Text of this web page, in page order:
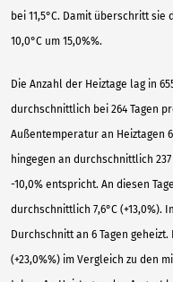
bei 11,5°C. Damit überschritt
10,0°C um 15,0%%.
Die Anzahl der Heiztage lag in
durchschnittlich bei 264 Tagen
Außentemperatur an Heiztagen
hingegen an durchschnittlich
-10,0% entspricht. An diesen
durchschnittlich 7,6°C (+13,0%).
Durchschnitt an 6 Tagen geheizt.
(+23,0%%) im Vergleich zu den